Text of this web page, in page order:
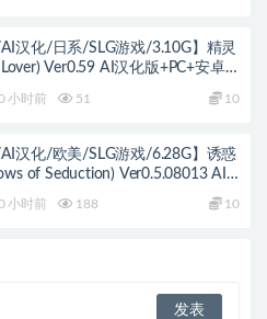
AI汉化/日系/SLG游戏/3.10G】精灵
Ver0.59 AI汉化版+PC+安卓
小时前 51 10
AI汉化/欧美/SLG游戏/6.28G】诱惑
of Seduction) Ver0.5.08013 AI
小时前 188 10